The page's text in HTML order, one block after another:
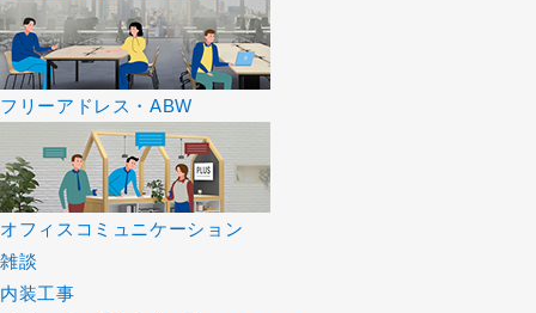
フリーアドレス・ABW
オフィスコミュニケーション
雑談
内装工事